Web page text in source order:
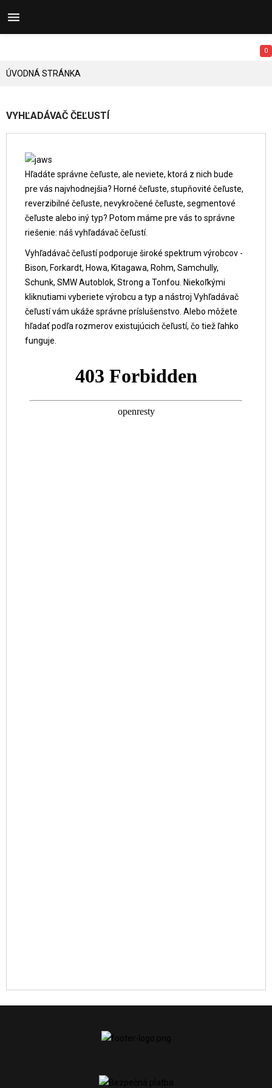

0
ÚVODNÁ STRÁNKA
VYHĽADÁVAČ ČEĽUSTÍ
Hľadáte správne čeľuste, ale neviete, ktorá z nich bude
pre vás najvhodnejšia? Horné čeľuste, stupňovité čeľuste,
reverzibilné čeľuste, nevykročené čeľuste, segmentové
čeľuste alebo iný typ? Potom máme pre vás to správne
riešenie: náš vyhľadávač čeľustí.
Vyhľadávač čeľustí podporuje široké spektrum výrobcov -
Bison, Forkardt, Howa, Kitagawa, Rohm, Samchully,
Schunk, SMW Autoblok, Strong a Tonfou. Niekoľkými
kliknutiami vyberiete výrobcu a typ a nástroj Vyhľadávač
čeľustí vám ukáže správne príslušenstvo. Alebo môžete
hľadať podľa rozmerov existujúcich čeľustí, čo tiež ľahko
funguje.